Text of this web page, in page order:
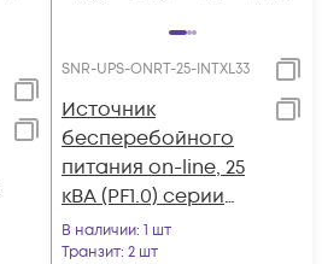
SNR-UPS-ONRT-25-INTXL33
Источник
бесперебойного
питания on-line, 25
кВА (PF1.0) серии
Intelligent
В наличии: 1 шт
Транзит: 2 шт